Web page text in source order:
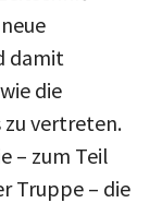
damit
die
zu vertreten.
– zum Teil
Truppe – die